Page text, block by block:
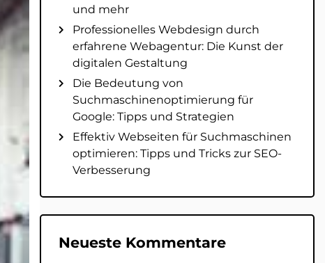
und mehr
Professionelles Webdesign durch
erfahrene Webagentur: Die Kunst der
digitalen Gestaltung
Die Bedeutung von
Suchmaschinenoptimierung für
Google: Tipps und Strategien
Effektiv Webseiten für Suchmaschinen
optimieren: Tipps und Tricks zur SEO-
Verbesserung
Neueste Kommentare